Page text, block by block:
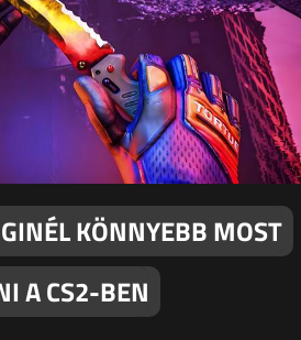
KÖNNYEBB MOST
A CS2-BEN